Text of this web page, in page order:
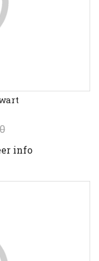
info